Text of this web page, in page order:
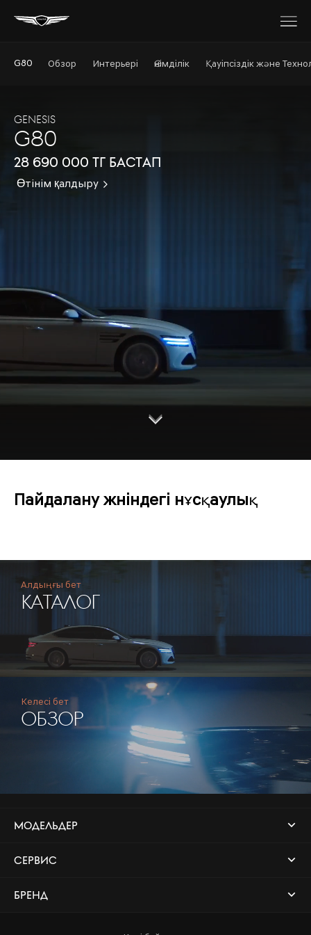
G80 Обзор Интерьері Өнімділік Қауіпсіздік және
GENESIS
G80
28 690 000 тг бастап
Өтінім қалдыру
d
n
Пайдалану жөніндегі нұсқаулық
Алдыңғы бет
КАТАЛОГ
Келесі бет
ОБЗОР
МОДЕЛЬДЕР
СЕРВИС
БРЕНД